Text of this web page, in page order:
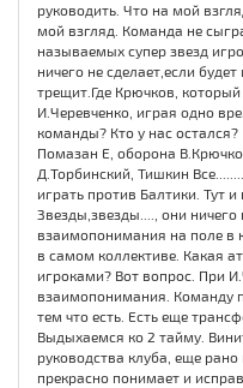
руководить. Что на мой
мой взгляд. Команда не
называемых супер звезд
ничего не сделает,если
трещит.Где Крючков,
И.Черевченко, играя одно
команды? Кто у нас
Помазан Е, оборона
Д.Торбинский, Тишкин
играть против Балтики. Тут и
Звезды,звезды...., они ничего
взаимопонимания на поле в
в самом коллективе. Какая
игроками? Вот вопрос. При
взаимопонимания. Команду
тем что есть. Есть еще
Выдыхаемся ко 2 тайму.
руководства клуба, еще
прекрасно понимает и